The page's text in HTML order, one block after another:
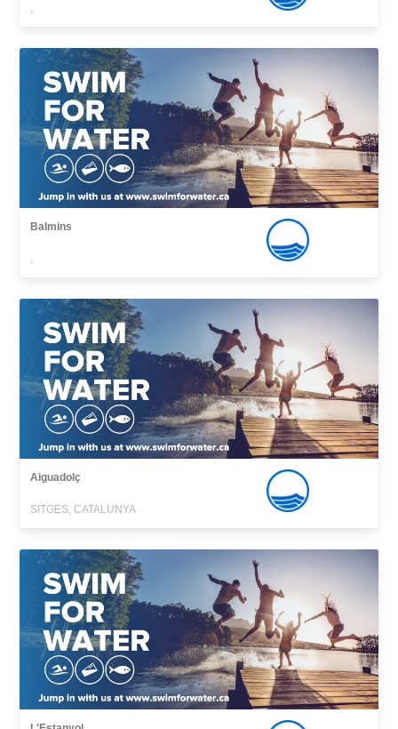
,
Balmins
,
Aiguadolç
SITGES, CATALUNYA